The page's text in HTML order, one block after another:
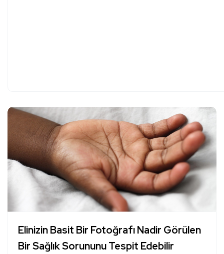
Elinizin Basit Bir Fotoğrafı Nadir Görülen
Bir Sağlık Sorununu Tespit Edebilir